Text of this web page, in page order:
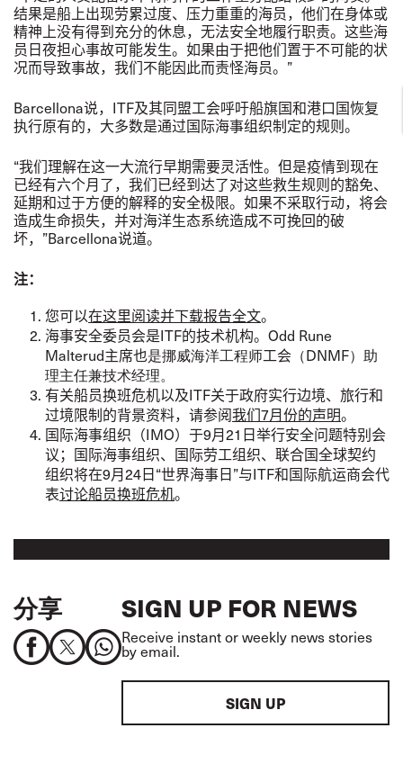
结果是船上出现劳累过度、压力重重的海员，他们在身体或
精神上没有得到充分的休息，无法安全地履行职责。这些海
员日夜担心事故可能发生。如果由于把他们置于不可能的状
况而导致事故，我们不能因此而责怪海员。 ”
Barcellona说， ITF及其同盟工会呼吁船旗国和港口国恢复
执行原有的，大多数是通过国际海事组织制定的规则。
“我们理解在这一大流行早期需要灵活性。但是疫情到现在
已经有六个月了，我们已经到达了对这些救生规则的豁免、
延期和过于方便的解释的安全极限。如果不采取行动，将会
造成生命损失，并对海洋生态系统造成不可挽回的破
坏， ”Barcellona说道。
注：
您可以在这里阅读并下载报告全文。
海事安全委员会是ITF的技术机构。 Odd Rune
Malterud主席也是挪威海洋工程师工会 （DNMF）助
理主任兼技术经理。
有关船员换班危机以及ITF关于政府实行边境、旅行和
过境限制的背景资料，请参阅我们7月份的声明。
国际海事组织（IMO）于9月21 日举行安全问题特别会
议；国际海事组织、 国际劳工组织、联合国全球契约
组织将在9月24日“世界海事日”与ITF和国际航运商会代
表讨论船员换班危机。
分享 SIGN UP FOR NEWS
Receive instant or weekly news stories
by email.
SIGN UP